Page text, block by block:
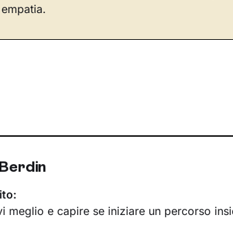
meglio e capire se iniziare un percorso